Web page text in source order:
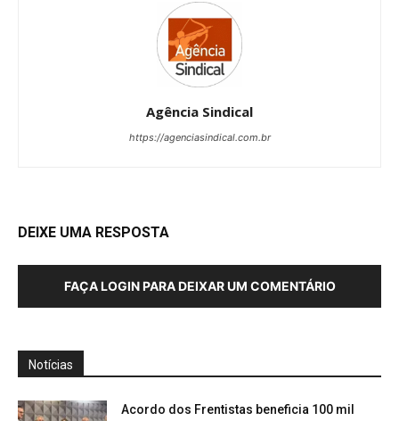
Agência Sindical
https://agenciasindical.com.br
DEIXE UMA RESPOSTA
FAÇA LOGIN PARA DEIXAR UM COMENTÁRIO
Notícias
Acordo dos Frentistas beneficia 100 mil